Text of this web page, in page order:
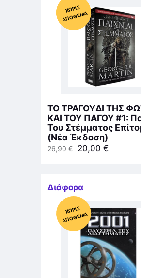
ΠΡΟΣΦΟΡΆ!
Χ
ΩΡΊΣ
Α
Π
Ό
ΘΕ
ΜΑ
ΤΟ ΤΡΑΓΟΥΔΙ ΤΗΣ
ΚΑΙ ΤΟΥ ΠΑΓΟΥ #1:
Του Στέμματος
(Νέα Έκδοση)
26,90€ 20,00 €
Διάφορα
Χ
ΩΡΊΣ
Α
Π
Ό
ΘΕ
ΜΑ